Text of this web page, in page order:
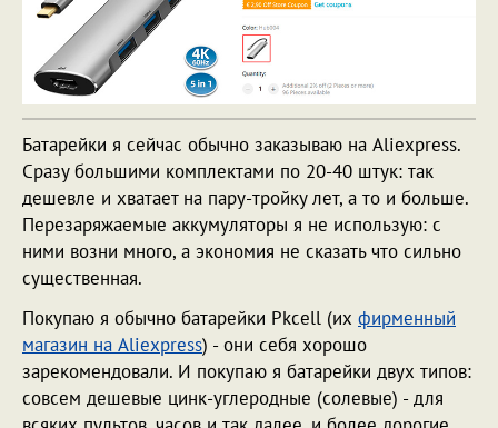
Батарейки я сейчас обычно заказываю на Aliexpress.
Сразу большими комплектами по 20-40 штук: так
дешевле и хватает на пару-тройку лет, а то и больше.
Перезаряжаемые аккумуляторы я не использую: с
ними возни много, а экономия не сказать что сильно
существенная.
Покупаю я обычно батарейки Pkcell (их фирменный
магазин на Aliexpress) - они себя хорошо
зарекомендовали. И покупаю я батарейки двух типов:
совсем дешевые цинк-углеродные (солевые) - для